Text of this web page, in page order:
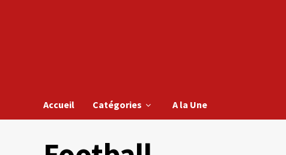
Accueil Catégories A la Une